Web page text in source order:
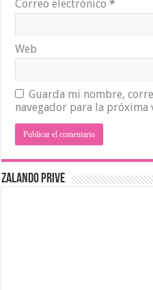
Correo electrónico*
Web
Guarda mi nombre,
navegador para la próxima
ZALANDO PRIVE